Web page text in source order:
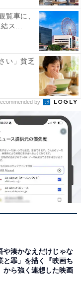
覧車に、
ス...
い」貧乏
by
や湊かなえだけじゃな
と罪」を描く『映画ち
から強く連想した映画